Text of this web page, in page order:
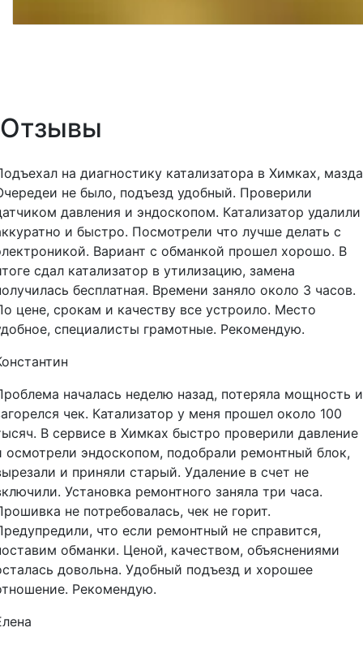
Отзывы
на диагностику катализатора в Химках,
не было, подъезд удобный. Проверили
давления и эндоскопом. Катализатор удалили
и быстро. Посмотрели что лучше делать с
Вариант с обманкой прошел хорошо. В
сдал катализатор в утилизацию, замена
бесплатная. Времени заняло около 3 часов.
цене, срокам и качеству все устроило. Место
специалисты грамотные. Рекомендую.
началась неделю назад, потеряла мощность и
чек. Катализатор у меня прошел около 100
В сервисе в Химках быстро проверили давление
осмотрели эндоскопом, подобрали ремонтный блок,
и приняли старый. Удаление в счет не
Установка ремонтного заняла три часа.
не потребовалась, чек не горит.
что если ремонтный не справится,
обманки. Ценой, качеством, объяснениями
довольна. Удобный подъезд и хорошее
Рекомендую.